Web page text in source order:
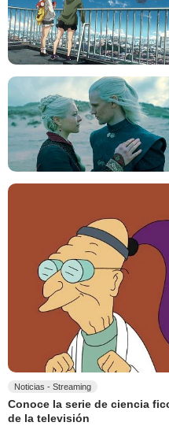
Noticias - Streaming
Conoce la serie de ciencia
de la televisión